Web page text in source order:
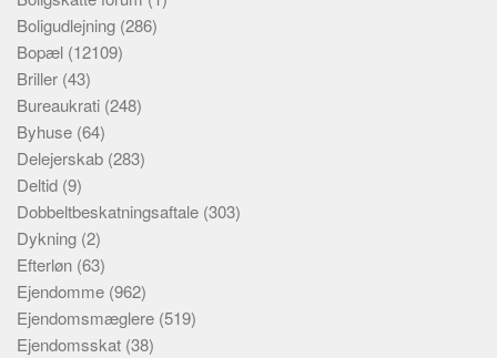
Boligudlejning (286)
Bopæl (12109)
Briller (43)
Bureaukrati (248)
Byhuse (64)
Delejerskab (283)
Deltid (9)
Dobbeltbeskatningsaftale (303)
Dykning (2)
Efterløn (63)
Ejendomme (962)
Ejendomsmæglere (519)
Ejendomsskat (38)